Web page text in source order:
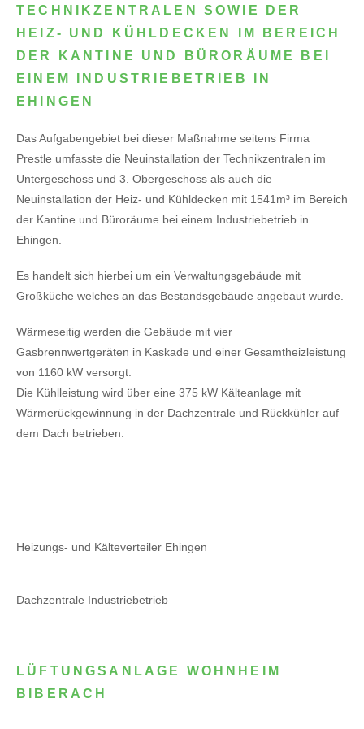
TECHNIKZENTRALEN SOWIE DER
HEIZ- UND KÜHLDECKEN IM BEREICH
DER KANTINE UND BÜRORÄUME BEI
EINEM INDUSTRIEBETRIEB IN
EHINGEN
Das Aufgabengebiet bei dieser Maßnahme seitens Firma
Prestle umfasste die Neuinstallation der Technikzentralen im
Untergeschoss und 3. Obergeschoss als auch die
Neuinstallation der Heiz- und Kühldecken mit 1541m³ im Bereich
der Kantine und Büroräume bei einem Industriebetrieb in
Ehingen.
Es handelt sich hierbei um ein Verwaltungsgebäude mit
Großküche welches an das Bestandsgebäude angebaut wurde.
Wärmeseitig werden die Gebäude mit vier
Gasbrennwertgeräten in Kaskade und einer Gesamtheizleistung
von 1160 kW versorgt.
Die Kühlleistung wird über eine 375 kW Kälteanlage mit
Wärmerückgewinnung in der Dachzentrale und Rückkühler auf
dem Dach betrieben.
Heizungs- und Kälteverteiler Ehingen
Dachzentrale Industriebetrieb
LÜFTUNGSANLAGE WOHNHEIM
BIBERACH